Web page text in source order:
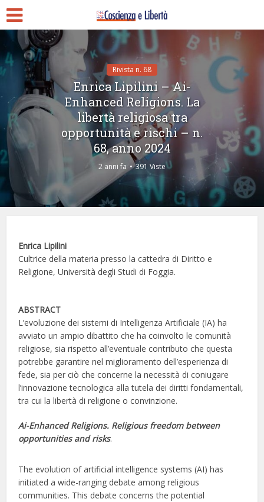
Rivista n. 68
Enrica Lipilini – Ai-
Enhanced Religions. La
libertà religiosa tra
opportunità e rischi – n.
68, anno 2024
2 anni fa 391 Viste
Enrica Lipilini
Cultrice della materia presso la cattedra di Diritto e
Religione, Università degli Studi di Foggia.
ABSTRACT
L’evoluzione dei sistemi di Intelligenza Artificiale (IA) ha
avviato un ampio dibattito che ha coinvolto le comunità
religiose, sia rispetto all’eventuale contributo che questa
potrebbe garantire nel miglioramento dell’esperienza di
fede, sia per ciò che concerne la necessità di coniugare
l’innovazione tecnologica alla tutela dei diritti fondamentali,
tra cui la libertà di religione o convinzione.
Ai-Enhanced Religions. Religious freedom between
opportunities and risks.
The evolution of artificial intelligence systems (AI) has
initiated a wide-ranging debate among religious
communities. This debate concerns the potential